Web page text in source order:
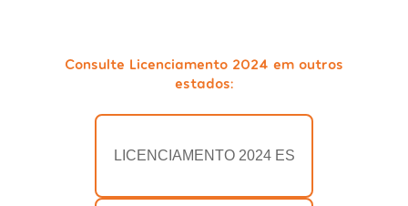
Consulte Licenciamento 2024 em outros
estados:
LICENCIAMENTO 2024 ES